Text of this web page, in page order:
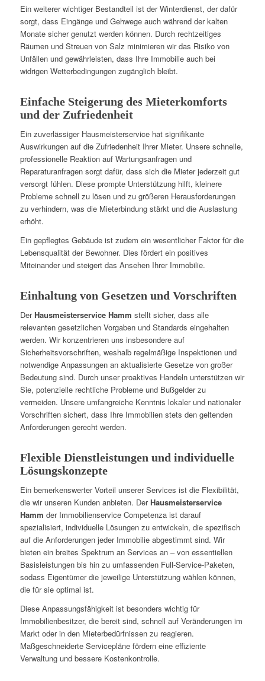
Ein weiterer wichtiger Bestandteil ist der Winterdienst, der dafür
sorgt, dass Eingänge und Gehwege auch während der kalten
Monate sicher genutzt werden können. Durch rechtzeitiges
Räumen und Streuen von Salz minimieren wir das Risiko von
Unfällen und gewährleisten, dass Ihre Immobilie auch bei
widrigen Wetterbedingungen zugänglich bleibt.
Einfache Steigerung des Mieterkomforts
und der Zufriedenheit
Ein zuverlässiger Hausmeisterservice hat signifikante
Auswirkungen auf die Zufriedenheit Ihrer Mieter. Unsere schnelle,
professionelle Reaktion auf Wartungsanfragen und
Reparaturanfragen sorgt dafür, dass sich die Mieter jederzeit gut
versorgt fühlen. Diese prompte Unterstützung hilft, kleinere
Probleme schnell zu lösen und zu größeren Herausforderungen
zu verhindern, was die Mieterbindung stärkt und die Auslastung
erhöht.
Ein gepflegtes Gebäude ist zudem ein wesentlicher Faktor für die
Lebensqualität der Bewohner. Dies fördert ein positives
Miteinander und steigert das Ansehen Ihrer Immobilie.
Einhaltung von Gesetzen und Vorschriften
Der Hausmeisterservice Hamm stellt sicher, dass alle
relevanten gesetzlichen Vorgaben und Standards eingehalten
werden. Wir konzentrieren uns insbesondere auf
Sicherheitsvorschriften, weshalb regelmäßige Inspektionen und
notwendige Anpassungen an aktualisierte Gesetze von großer
Bedeutung sind. Durch unser proaktives Handeln unterstützen wir
Sie, potenzielle rechtliche Probleme und Bußgelder zu
vermeiden. Unsere umfangreiche Kenntnis lokaler und nationaler
Vorschriften sichert, dass Ihre Immobilien stets den geltenden
Anforderungen gerecht werden.
Flexible Dienstleistungen und individuelle
Lösungskonzepte
Ein bemerkenswerter Vorteil unserer Services ist die Flexibilität,
die wir unseren Kunden anbieten. Der Hausmeisterservice
Hamm der Immobilienservice Competenza ist darauf
spezialisiert, individuelle Lösungen zu entwickeln, die spezifisch
auf die Anforderungen jeder Immobilie abgestimmt sind. Wir
bieten ein breites Spektrum an Services an – von essentiellen
Basisleistungen bis hin zu umfassenden Full-Service-Paketen,
sodass Eigentümer die jeweilige Unterstützung wählen können,
die für sie optimal ist.
Diese Anpassungsfähigkeit ist besonders wichtig für
Immobilienbesitzer, die bereit sind, schnell auf Veränderungen im
Markt oder in den Mieterbedürfnissen zu reagieren.
Maßgeschneiderte Servicepläne fördern eine effiziente
Verwaltung und bessere Kostenkontrolle.